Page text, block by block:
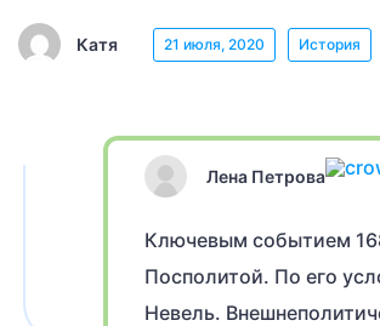
Катя 21 июля, 2020 История
Лена Петрова
Ключевым событием
Посполитой. По его
Невель.